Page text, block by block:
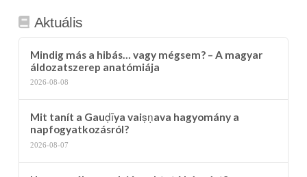
Aktuális
Mindig más a hibás… vagy mégsem? – A magyar
áldozatszerep anatómiája
2026-08-08
Mit tanít a Gauḍīya vaiṣṇava hagyomány a
napfogyatkozásról?
2026-08-07